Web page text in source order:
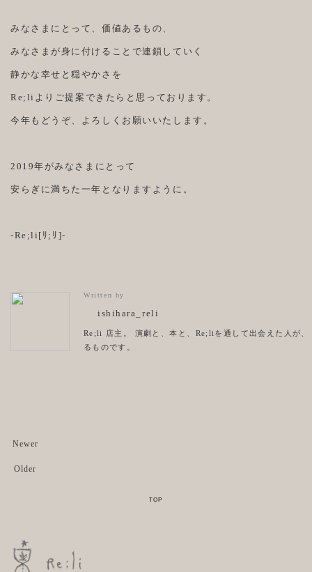
みなさまにとって、価値あるもの、
みなさまが身に付けることで連鎖していく
静かな幸せと穏やかさを
Re;liよりご提案できたらと思っております。
今年もどうぞ、よろしくお願いいたします。
2019年がみなさまにとって
安らぎに満ちた一年となりますように。
-Re;li[ﾘ;ﾘ]-
Written by
ishihara_reli
Re;li 店主。 演劇と、本と、Re;liを通して出会えた人が
るものです。
Newer
Older